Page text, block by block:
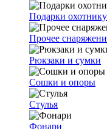
Подарки охотнику
Прочее
Рюкзаки и сумки
Сошки и опоры
Стулья
Фонари